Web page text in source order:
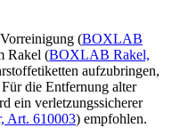
(BOXLAB
Rakel (BOXLAB Rakel,
aufzubringen,
die Entfernung alter
ein verletzungssicherer
Art. 610003) empfohlen.